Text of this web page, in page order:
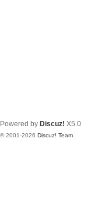
Powered by Discuz! X5.0
© 2001-2026 Discuz! Team